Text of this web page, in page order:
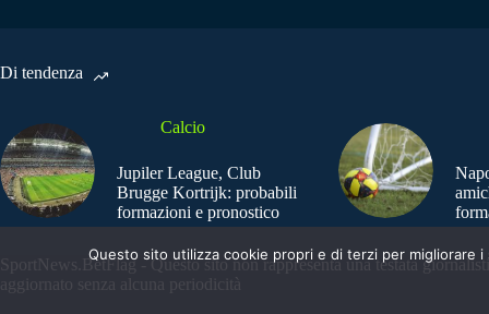
Di tendenza
Calcio
Jupiler League, Club
Brugge Kortrijk: probabili
formazioni e pronostico
SportNews.BetFlag - Questo sito non rappresenta una testata
aggiornato senza alcuna periodicità
Questo sito utilizza cookie propri e di terzi per migliorare